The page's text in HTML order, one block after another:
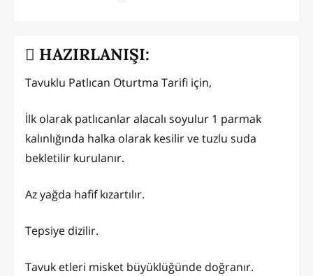
HAZIRLANIŞI:
Tavuklu Patlıcan Oturtma Tarifi için,
İlk olarak patlıcanlar alacalı soyulur 1 parmak
kalınlığında halka olarak kesilir ve tuzlu suda
bekletilir kurulanır.
Az yağda hafif kızartılır.
Tepsiye dizilir.
Tavuk etleri misket büyüklüğünde doğranır.